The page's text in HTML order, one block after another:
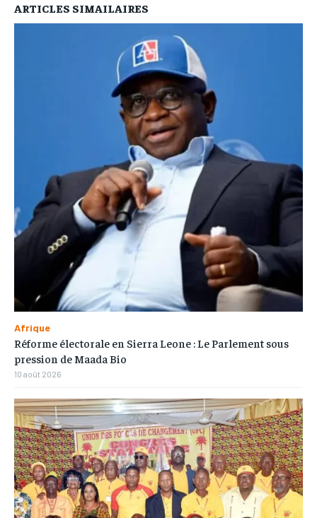
ARTICLES SIMAILAIRES
Afrique
Réforme électorale en Sierra Leone : Le Parlement sous
pression de Maada Bio
10 août 2026